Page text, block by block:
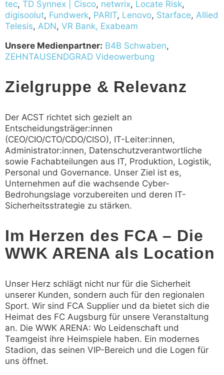
tec, TD Synnex | Cisco, netwrix, Locate Risk,
digisoolut, Fundwerk, PARIT, Lenovo, Starface, Allied
Telesis, ADN, VR Bank, Exabeam
Unsere Medienpartner: B4B Schwaben,
ZEHNTAUSENDGRAD Videowerbung
Zielgruppe & Relevanz
Der ACST richtet sich gezielt an
Entscheidungsträger:innen
(CEO/CIO/CTO/CDO/CISO), IT-Leiter:innen,
Administrator:innen, Datenschutzverantwortliche
sowie Fachabteilungen aus IT, Produktion, Logistik,
Personal und Governance. Unser Ziel ist es,
Unternehmen auf die wachsende Cyber-
Bedrohungslage vorzubereiten und deren IT-
Sicherheitsstrategie zu stärken.
Im Herzen des FCA – Die
WWK ARENA als Location
Unser Herz schlägt nicht nur für die Sicherheit
unserer Kunden, sondern auch für den regionalen
Sport. Wir sind FCA Supplier und da bietet sich die
Heimat des FC Augsburg für unsere Veranstaltung
an. Die WWK ARENA: Wo Leidenschaft und
Teamgeist ihre Heimspiele haben. Ein modernes
Stadion, das seinen VIP-Bereich und die Logen für
uns öffnet.